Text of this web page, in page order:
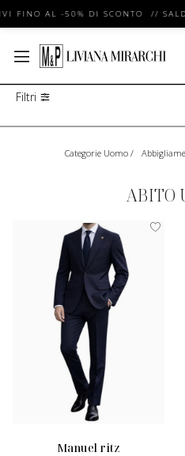
FINO AL -50% DI SCONTO //
Filtri
Categorie Uomo/
ABITO
manuel ritz